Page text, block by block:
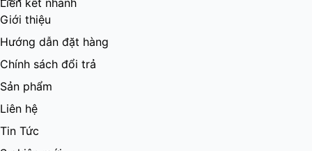
Liên kết nhanh
Giới thiệu
Hướng dẫn đặt hàng
Chính sách đổi trả
Sản phẩm
Liên hệ
Tin Tức